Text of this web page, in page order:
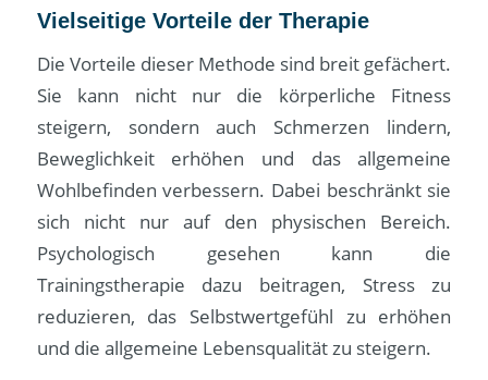
Vielseitige Vorteile der Therapie
Die Vorteile dieser Methode sind breit gefächert.
Sie kann nicht nur die körperliche Fitness
steigern, sondern auch Schmerzen lindern,
Beweglichkeit erhöhen und das allgemeine
Wohlbefinden verbessern. Dabei beschränkt sie
sich nicht nur auf den physischen Bereich.
Psychologisch gesehen kann die
Trainingstherapie dazu beitragen, Stress zu
reduzieren, das Selbstwertgefühl zu erhöhen
und die allgemeine Lebensqualität zu steigern.